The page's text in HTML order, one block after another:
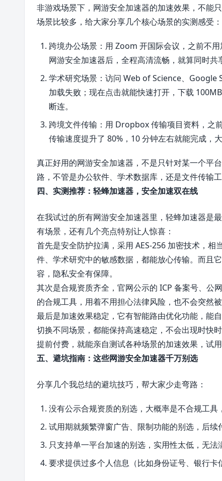
非游戏场景下，网游安全加速器的加速效果，不能
场景比较多，给大家分享几个核心场景的实测感受：
跨境办公场景：用 Zoom 开国际会议，之前不
网游安全加速器后，全程高清流畅，就算同时共
学术研究场景：访问 Web of Science、Google
加载失败；现在点击就能快速打开，下载
断连。
跨境文件传输：用 Dropbox 传输项目资料，之
传输速度提升了 80%，10 分钟左右就能完成，
真正好用的网游安全加速器，不是只针对某一个平
路，不管是办公软件、学术数据库，还是文件传输
四、实测推荐：轻蜂加速器，安全加速双在线
在我试过的所有网游安全加速器里，轻蜂加速器是
有场景，还有几个亮点特别让人惊喜：
首先是安全防护拉满，采用 AES-256 加密技术，相
件、学术研究中的敏感数据，都能放心传输。而且
容，隐私安全有保障。
其次是合规资质齐全，官网公示的 ICP 备案号、公
的合规工具，用着不用担心法律风险，也不会突然被
最后是加速效果稳定，它有智能路由优化功能，能
切换不同场景，都能保持高速稳定，不会出现时快
提前付费，就能亲自测试各种场景的加速效果，试
五、避坑指南：这些网游安全加速器千万别选
分享几个我总结的避坑技巧，帮大家少走弯路：
没有公示合规资质的别选，大概率是不合规工具
试用期就频繁弹窗广告、限制功能的别选，后续
只支持单一平台加速的别选，实用性太低，无法
要求提供过多个人信息（比如身份证号、银行卡